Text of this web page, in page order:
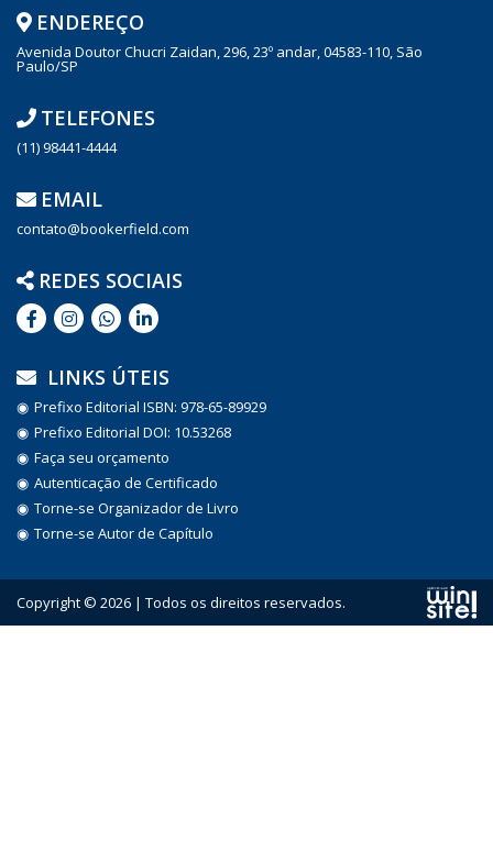
ENDEREÇO
Avenida Doutor Chucri Zaidan, 296, 23º andar, 04583-110, São
Paulo/SP
TELEFONES
(11) 98441-4444
EMAIL
contato@bookerfield.com
REDES SOCIAIS
LINKS ÚTEIS
Prefixo Editorial ISBN: 978-65-89929
Prefixo Editorial DOI: 10.53268
Faça seu orçamento
Autenticação de Certificado
Torne-se Organizador de Livro
Torne-se Autor de Capítulo
Copyright © 2026 | Todos os direitos reservados.